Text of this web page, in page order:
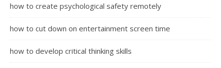
how to create psychological safety remotely
how to cut down on entertainment screen time
how to develop critical thinking skills